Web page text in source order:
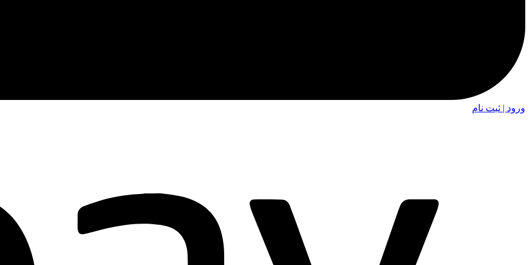
ورود | ثبت نام